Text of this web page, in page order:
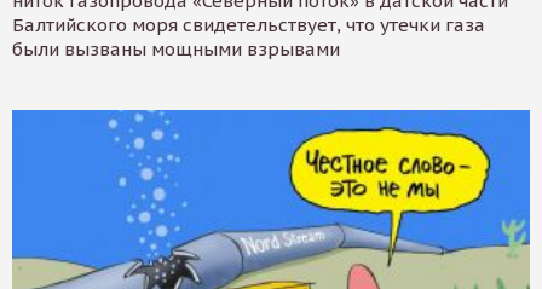
Балтийского моря свидетельствует, что утечки газа
были вызваны мощными взрывами